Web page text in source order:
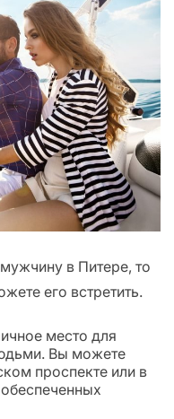
в Питере, то
его встретить.
место для
Вы можете
проспекте или в